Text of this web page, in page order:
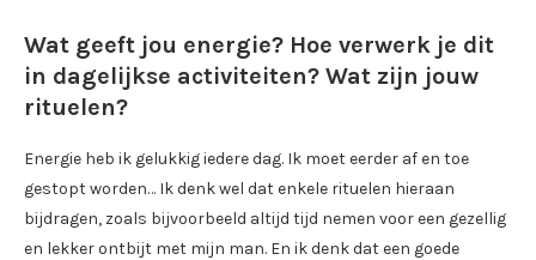
Wat geeft jou energie? Hoe verwerk je dit
in dagelijkse activiteiten? Wat zijn jouw
rituelen?
Energie heb ik gelukkig iedere dag. Ik moet eerder af en toe
gestopt worden… Ik denk wel dat enkele rituelen hieraan
bijdragen, zoals bijvoorbeeld altijd tijd nemen voor een gezellig
en lekker ontbijt met mijn man. En ik denk dat een goede